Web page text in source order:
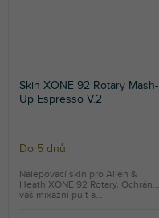
Skin XONE 92 Rotary Mash-
Up Espresso V.2
Do 5 dnů
Nalepovací skin pro Allen &
Heath XONE:92 Rotary. Ochrání
váš mixážní pult a...